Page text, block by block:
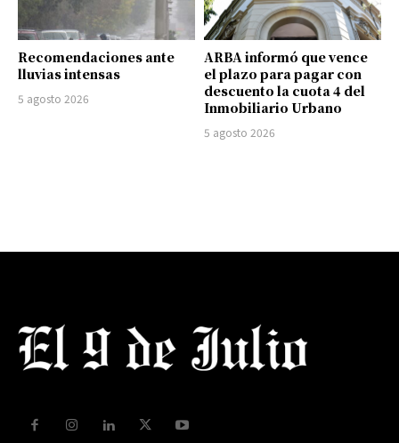
Recomendaciones ante
lluvias intensas
5 agosto 2026
ARBA informó que vence
el plazo para pagar con
descuento la cuota 4 del
Inmobiliario Urbano
5 agosto 2026